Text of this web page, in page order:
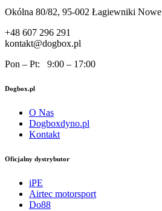
Okólna 80/82, 95-002 Łagiewniki Nowe
+48 607 296 291
kontakt@dogbox.pl
Pon – Pt: 9:00 – 17:00
Dogbox.pl
O Nas
Dogboxdyno.pl
Kontakt
Oficjalny dystrybutor
iPE
Airtec motorsport
Do88